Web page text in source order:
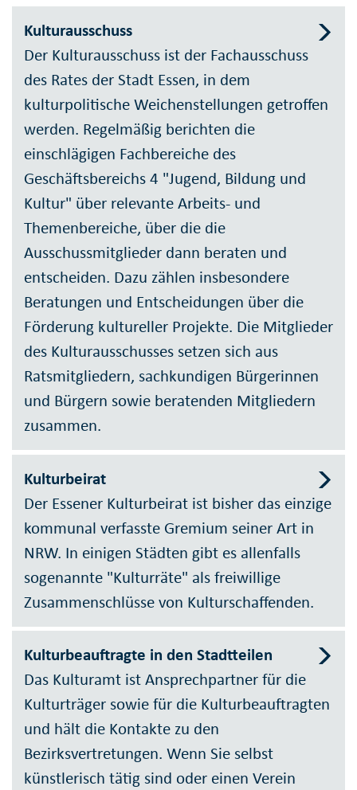
Kulturausschuss
Der Kulturausschuss ist der Fachausschuss
des Rates der Stadt Essen, in dem
kulturpolitische Weichenstellungen getroffen
werden. Regelmäßig berichten die
einschlägigen Fachbereiche des
Geschäftsbereichs 4 "Jugend, Bildung und
Kultur" über relevante Arbeits- und
Themenbereiche, über die die
Ausschussmitglieder dann beraten und
entscheiden. Dazu zählen insbesondere
Beratungen und Entscheidungen über die
Förderung kultureller Projekte. Die Mitglieder
des Kulturausschusses setzen sich aus
Ratsmitgliedern, sachkundigen Bürgerinnen
und Bürgern sowie beratenden Mitgliedern
zusammen.
Kulturbeirat
Der Essener Kulturbeirat ist bisher das einzige
kommunal verfasste Gremium seiner Art in
NRW. In einigen Städten gibt es allenfalls
sogenannte "Kulturräte" als freiwillige
Zusammenschlüsse von Kulturschaffenden.
Kulturbeauftragte in den Stadtteilen
Das Kulturamt ist Ansprechpartner für die
Kulturträger sowie für die Kulturbeauftragten
und hält die Kontakte zu den
Bezirksvertretungen. Wenn Sie selbst
künstlerisch tätig sind oder einen Verein